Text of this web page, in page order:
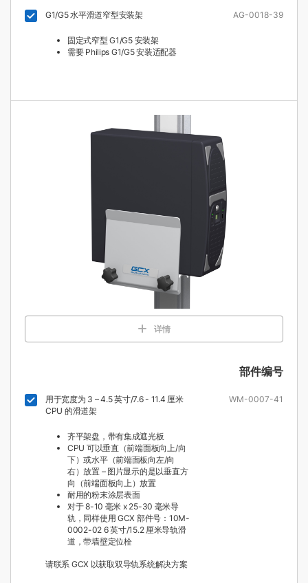
G1/G5 水平滑道窄型安装架
固定式窄型 G1/G5 安装架
需要 Philips G1/G5 安装适配器
AG-0018-39
详情
部件编号
用于宽度为 3 – 4.5 英寸/7.6 - 11.4 厘米
CPU 的滑道架
齐平架盘，带有集成遮光板
CPU 可以垂直（前端面板向上/向
下）或水平（前端面板向左/向
右）放置 – 图片显示的是以垂直方
向（前端面板向上）放置
耐用的粉末涂层表面
对于 8-10 毫米 x 25-30 毫米导
轨，同样使用 GCX 部件号：10M-
0002-02 6 英寸/15.2 厘米导轨滑
道，带墙壁定位栓
请联系 GCX 以获取双导轨系统解决方案
WM-0007-41